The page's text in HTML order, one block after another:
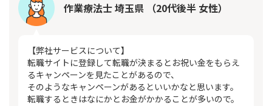
作業療法士 埼玉県 （20代後半 女性）
【弊社サービスについて】
転職サイトに登録して転職が決まるとお祝い金をもらえ
るキャンペーンを見たことがあるので、
そのようなキャンペーンがあるといいかなと思います。
転職するときはなにかとお金がかかることが多いので。